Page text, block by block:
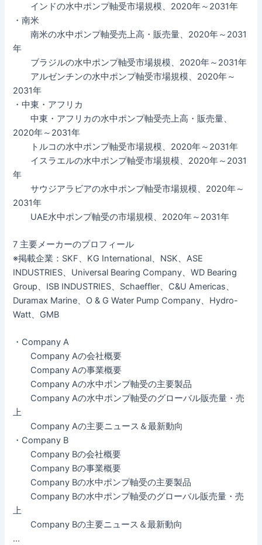
インドの水中ポンプ軸受市場規模、2020年～2031年
・南米
南米の水中ポンプ軸受売上高・販売量、2020年～2031
年
ブラジルの水中ポンプ軸受市場規模、2020年～2031年
アルゼンチンの水中ポンプ軸受市場規模、2020年～
2031年
・中東・アフリカ
中東・アフリカの水中ポンプ軸受売上高・販売量、
2020年～2031年
トルコの水中ポンプ軸受市場規模、2020年～2031年
イスラエルの水中ポンプ軸受市場規模、2020年～2031
年
サウジアラビアの水中ポンプ軸受市場規模、2020年～
2031年
UAE水中ポンプ軸受の市場規模、2020年～2031年
7 主要メーカーのプロフィール
※掲載企業：SKF、KG International、NSK、ASE
INDUSTRIES、Universal Bearing Company、WD Bearing
Group、ISB INDUSTRIES、Schaeffler、C&U Americas、
Duramax Marine、O & G Water Pump Company、Hydro-
Watt、GMB
・Company A
Company Aの会社概要
Company Aの事業概要
Company Aの水中ポンプ軸受の主要製品
Company Aの水中ポンプ軸受のグローバル販売量・売
上
Company Aの主要ニュース＆最新動向
・Company B
Company Bの会社概要
Company Bの事業概要
Company Bの水中ポンプ軸受の主要製品
Company Bの水中ポンプ軸受のグローバル販売量・売
上
Company Bの主要ニュース＆最新動向
…